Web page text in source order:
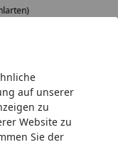
auf unserer
zu
Website zu
Sie der